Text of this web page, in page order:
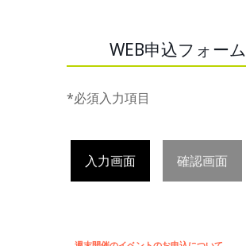
WEB申込フォーム
*必須入力項目
入力画面 確認画面